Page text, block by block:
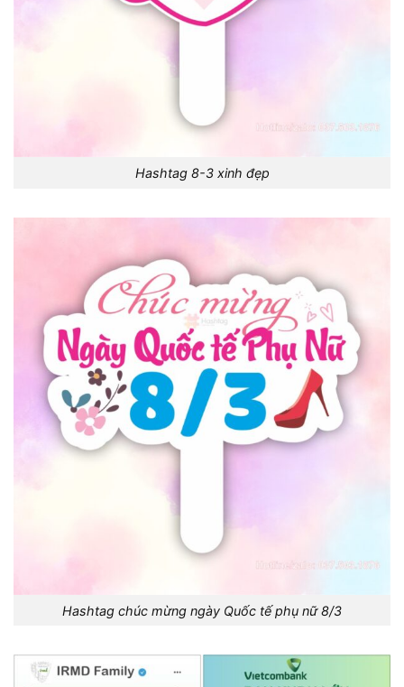
Hashtag 8-3 xinh đẹp
Hashtag chúc mừng ngày Quốc tế phụ nữ 8/3